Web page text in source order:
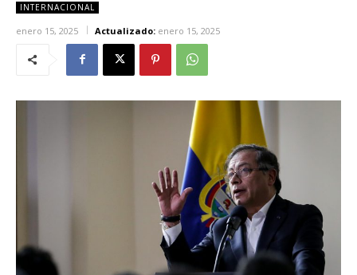
INTERNACIONAL
enero 15, 2025 Actualizado: enero 15, 2025